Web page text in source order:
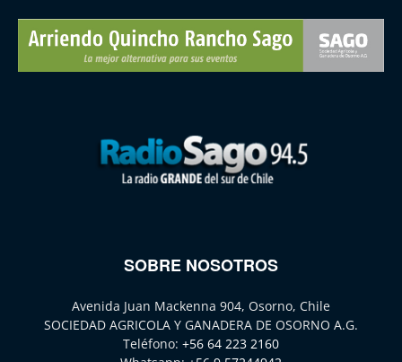
SOBRE NOSOTROS
Avenida Juan Mackenna 904, Osorno, Chile
SOCIEDAD AGRICOLA Y GANADERA DE OSORNO A.G.
Teléfono: +56 64 223 2160